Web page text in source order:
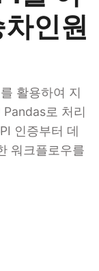
인원
활용하여 지
로 처리
인증부터 데
워크플로우를